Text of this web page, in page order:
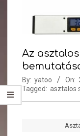
Az
By: yatoo On:
Tagged: asztalos